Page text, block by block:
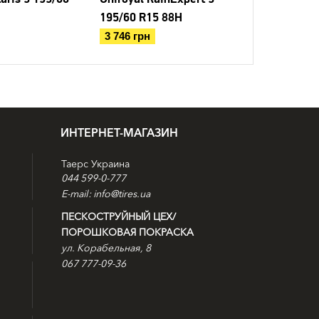
195/60 R15 88H
3 746 грн
ИНТЕРНЕТ-МАГАЗИН
Таерс Украина
044 599-0-777
E-mail: info@tires.ua
ПЕСКОСТРУЙНЫЙ ЦЕХ/
ПОРОШКОВАЯ ПОКРАСКА
ул. Корабельная, 8
067 777-09-36